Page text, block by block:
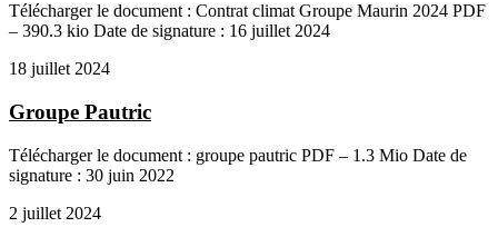
Télécharger le document : Contrat climat Groupe Maurin 2024 PDF
– 390.3 kio Date de signature : 16 juillet 2024
18 juillet 2024
Groupe Pautric
Télécharger le document : groupe pautric PDF – 1.3 Mio Date de
signature : 30 juin 2022
2 juillet 2024